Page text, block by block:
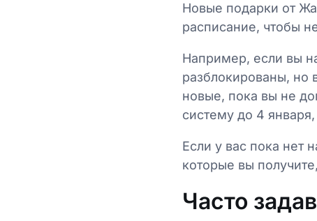
Новые подарки от
расписание, чтобы
Например, если вы
разблокированы, но
новые, пока вы не
систему до 4
Если у вас пока нет
которые вы
Часто